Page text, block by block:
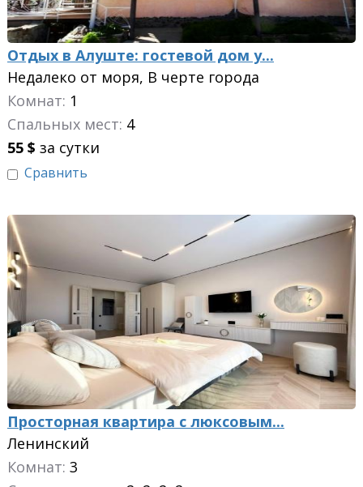
Отдых в Алуште: гостевой дом у...
Недалеко от моря, В черте города
Комнат: 1
Спальных мест: 4
55 $ за сутки
Сравнить
Просторная квартира с люксовым...
Ленинский
Комнат: 3